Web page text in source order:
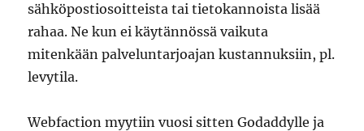
sähköpostiosoitteista tai tietokannoista lisää
rahaa. Ne kun ei käytännössä vaikuta
mitenkään palveluntarjoajan kustannuksiin, pl.
levytila.
Webfaction myytiin vuosi sitten Godaddylle ja